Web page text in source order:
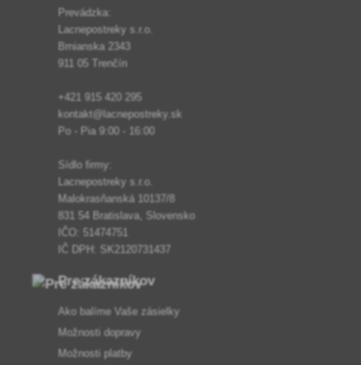
Prevádzka:
Lacnepostreky s.r.o.
Brnianska 2343
911 05 Trenčín
+421 915 420 295
kontakt@lacnepostreky.sk
Po - Pia 9:00 - 16:00
Sídlo firmy:
Lacnepostreky s.r.o.
Malokrasňanská 10137/8
831 54 Bratislava, Slovensko
IČO: 51474751
IČ DPH: SK2120731437
Pre zákazníkov
Ako balíme Vaše zásielky
Možnosti dopravy
Možnosti platby